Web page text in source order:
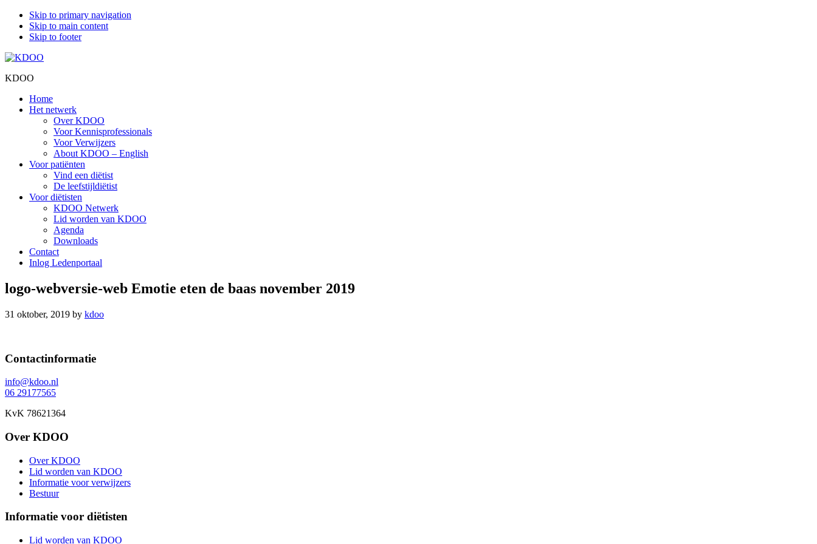
Skip to primary navigation
Skip to main content
Skip to footer
KDOO
Home
Het netwerk
Over KDOO
Voor Kennisprofessionals
Voor Verwijzers
About KDOO – English
Voor patiënten
Vind een diëtist
De leefstijldiëtist
Voor diëtisten
KDOO Netwerk
Lid worden van KDOO
Agenda
Downloads
Contact
Inlog Ledenportaal
logo-webversie-web Emotie eten de baas november 2019
31 oktober, 2019 by kdoo
Footer
Contactinformatie
info@kdoo.nl
06 29177565
KvK 78621364
Over KDOO
Over KDOO
Lid worden van KDOO
Informatie voor verwijzers
Bestuur
Informatie voor diëtisten
Lid worden van KDOO